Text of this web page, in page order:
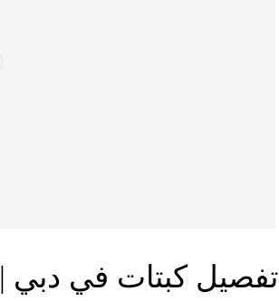
تفصيل كبتات في دبي |0547149297